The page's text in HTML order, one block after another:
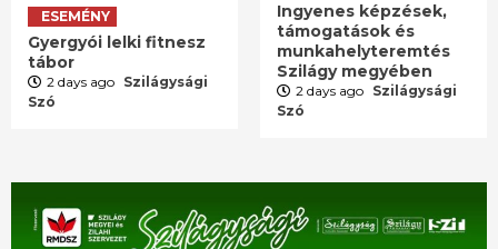
ESEMÉNY
Gyergyói lelki fitnesz
tábor
2 days ago Szilágysági
Szó
Ingyenes képzések,
támogatások és
munkahelyteremtés
Szilágy megyében
2 days ago Szilágysági
Szó